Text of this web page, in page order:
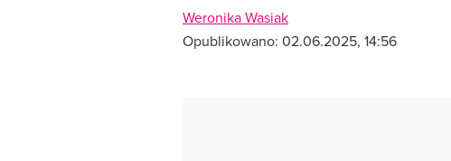
Weronika Wasiak
Opublikowano: 02.06.2025, 14:56